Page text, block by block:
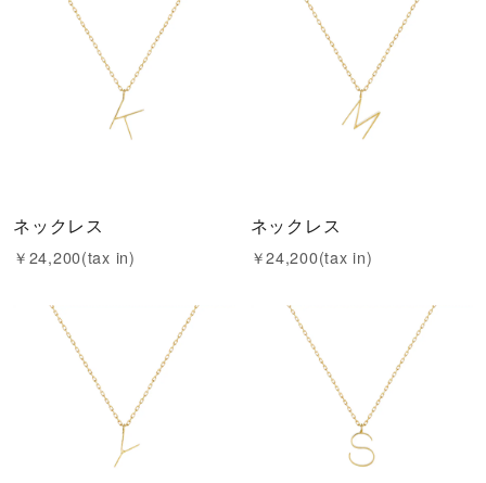
ネックレス
￥24,200(tax in)
ネックレス
￥24,200(tax in)